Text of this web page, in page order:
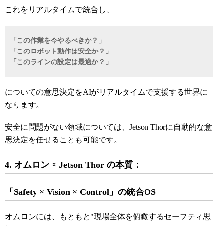
これをリアルタイムで統合し、
「この作業を今やるべきか？」
「このロボット動作は安全か？」
「このラインの設定は最適か？」
についての意思決定をAIがリアルタイムで支援する世界に
なります。
安全に問題がない領域については、Jetson Thorに自動的な意
思決定を任せることも可能です。
4. オムロン × Jetson Thor の本質：
「Safety × Vision × Control」の統合OS
オムロンには、もともと"現場全体を俯瞰するセーフティ思